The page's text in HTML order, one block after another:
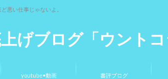
げブログ「ウントコ
悪い仕事じゃないよ。
youtube•動画 書評ブログ